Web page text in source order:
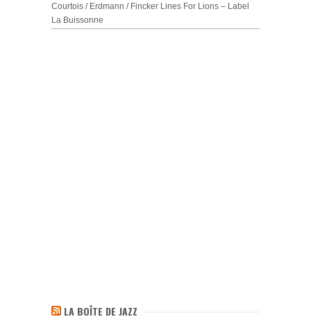
Courtois / Erdmann / Fincker Lines For Lions – Label
La Buissonne
LA BOÎTE DE JAZZ